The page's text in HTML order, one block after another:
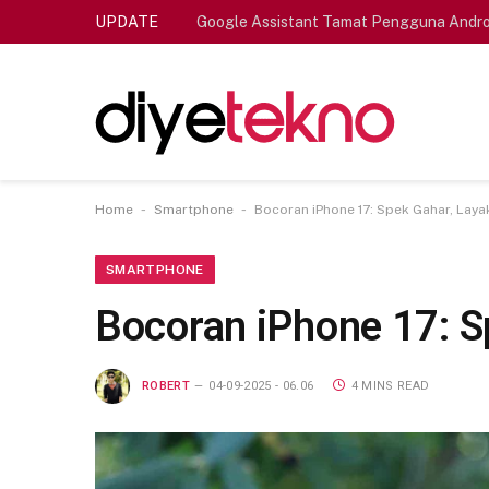
UPDATE Google Assistant Tamat Pengguna
Home - Smartphone - Bocoran iPhone 17: Spek Gahar,
SMARTPHONE
Bocoran iPhone 17:
ROBERT 04-09-2025 - 06.06 4 MINS READ